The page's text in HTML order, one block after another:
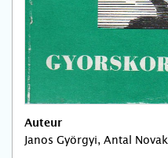
Auteur
Janos Györgyi, Antal Novak